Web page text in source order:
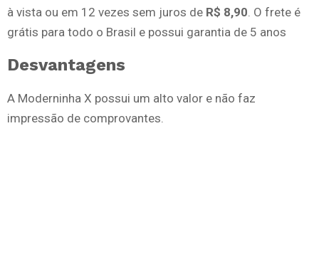
à vista ou em 12 vezes sem juros de R$ 8,90 . O frete é
grátis para todo o Brasil e possui garantia de 5 anos
Desvantagens
A Moderninha X possui um alto valor e não faz
impressão de comprovantes.